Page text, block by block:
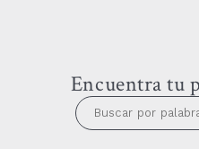
Encuentra tu